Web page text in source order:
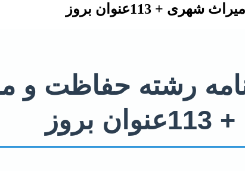
113عنوان بروز
نامه رشته حفاظت
+ 113عنوان بروز